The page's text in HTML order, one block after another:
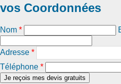
vos Coordonnées
Nom *
Adresse *
Téléphone *